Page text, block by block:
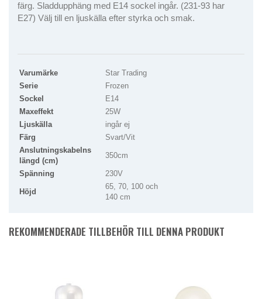
färg. Sladdupphäng med E14 sockel ingår. (231-93 har
E27) Välj till en ljuskälla efter styrka och smak.
Varumärke
Star Trading
Serie
Frozen
Sockel
E14
Maxeffekt
25W
Ljuskälla
ingår ej
Färg
Svart/Vit
Anslutningskabelns
längd (cm)
350cm
Spänning 230V
Höjd
65, 70, 100 och
140 cm
REKOMMENDERADE TILLBEHÖR TILL DENNA PRODUKT